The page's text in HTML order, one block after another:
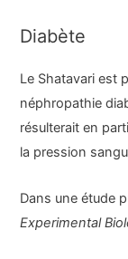
Diabète
Le Shatavari est
néphropathie
résulterait en
la pression
Dans une étude
Experimental